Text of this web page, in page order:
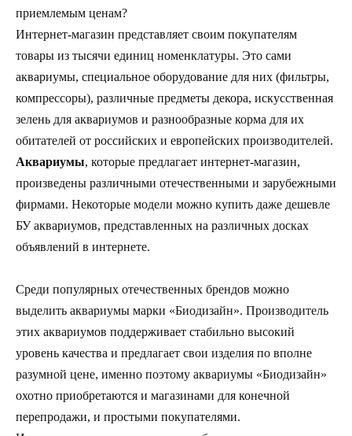
приемлемым ценам?
Интернет-магазин представляет своим покупателям
товары из тысячи единиц номенклатуры. Это сами
аквариумы, специальное оборудование для них (фильтры,
компрессоры), различные предметы декора, искусственная
зелень для аквариумов и разнообразные корма для их
обитателей от российских и европейских производителей.
Аквариумы, которые предлагает интернет-магазин,
произведены различными отечественными и зарубежными
фирмами. Некоторые модели можно купить даже дешевле
БУ аквариумов, представленных на различных досках
объявлений в интернете.
Среди популярных отечественных брендов можно
выделить аквариумы марки «Биодизайн». Производитель
этих аквариумов поддерживает стабильно высокий
уровень качества и предлагает свои изделия по вполне
разумной цене, именно поэтому аквариумы «Биодизайн»
охотно приобретаются и магазинами для конечной
перепродажи, и простыми покупателями.